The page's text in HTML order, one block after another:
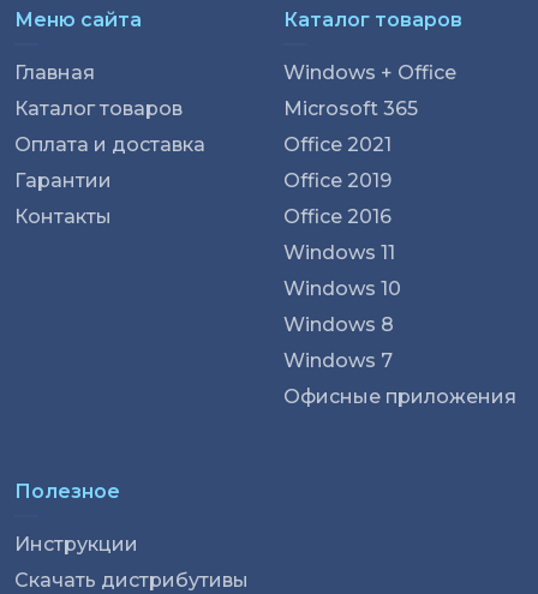
Меню сайта
Главная
Каталог товаров
Оплата и доставка
Гарантии
Контакты
Каталог товаров
Windows + Office
Microsoft 365
Office 2021
Office 2019
Office 2016
Windows 11
Windows 10
Windows 8
Windows 7
Офисные приложения
Полезное
Инструкции
Скачать дистрибутивы